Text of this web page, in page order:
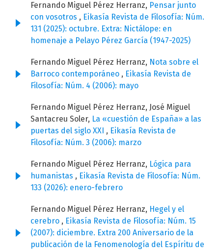
Fernando Miguel Pérez Herranz, Pensar junto
con vosotros , Eikasía Revista de Filosofía: Núm.
131 (2025): octubre. Extra: Nictálope: en
homenaje a Pelayo Pérez García (1947-2025)
Fernando Miguel Pérez Herranz, Nota sobre el
Barroco contemporáneo , Eikasía Revista de
Filosofía: Núm. 4 (2006): mayo
Fernando Miguel Pérez Herranz, José Miguel
Santacreu Soler, La «cuestión de España» a las
puertas del siglo XXI , Eikasía Revista de
Filosofía: Núm. 3 (2006): marzo
Fernando Miguel Pérez Herranz, Lógica para
humanistas , Eikasía Revista de Filosofía: Núm.
133 (2026): enero-febrero
Fernando Miguel Pérez Herranz, Hegel y el
cerebro , Eikasía Revista de Filosofía: Núm. 15
(2007): diciembre. Extra 200 Aniversario de la
publicación de la Fenomenología del Espíritu de